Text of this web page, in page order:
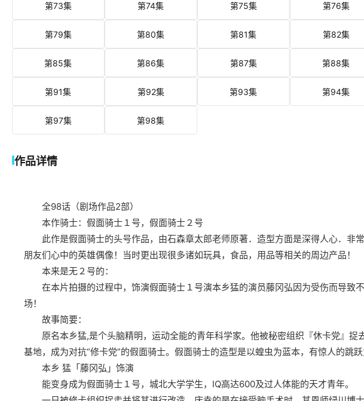
第73集 第74集 第75集 第76集
第79集 第80集 第81集 第82集
第85集 第86集 第87集 第88集
第91集 第92集 第93集 第94集
第97集 第98集
作品详情
全98话（剧场作品2部）
本作骑士：假面骑士１号，假面骑士２号
此作是假面骑士的头号作品，由石森章太郎老师原著．造型方面是深得人心．非
朋友们心中的英雄偶像！当时更出现很多诸如玩具，食品，用品等相关的周边产品！
本来是无２号的：
在本片拍摄的过程中，饰演假面骑士１号演本乡猛的演员藤冈弘因为受伤而导致
场！
故事简要：
原名本乡猛,是个头脑精明，运动全能的青年科学家。他被秘密组织『休卡党』捉
基地，成为对抗“修卡党”的假面骑士。假面骑士的造型是以蝗虫为蓝本，有惊人的跳跃
本乡 猛「藤冈弘」饰演
能变身成为假面骑士１号，城北大学学生，IQ高达600及过人体能的天才青年。